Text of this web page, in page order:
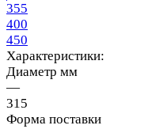
355
400
450
Характеристики:
Диаметр мм
—
315
Форма поставки